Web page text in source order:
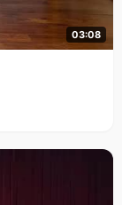
03:08